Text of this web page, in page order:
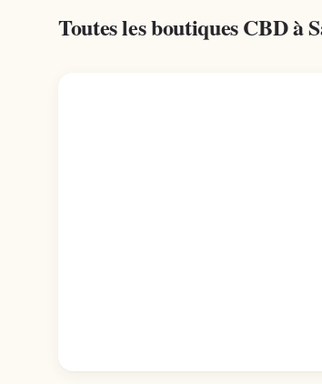
Toutes les boutiques CBD